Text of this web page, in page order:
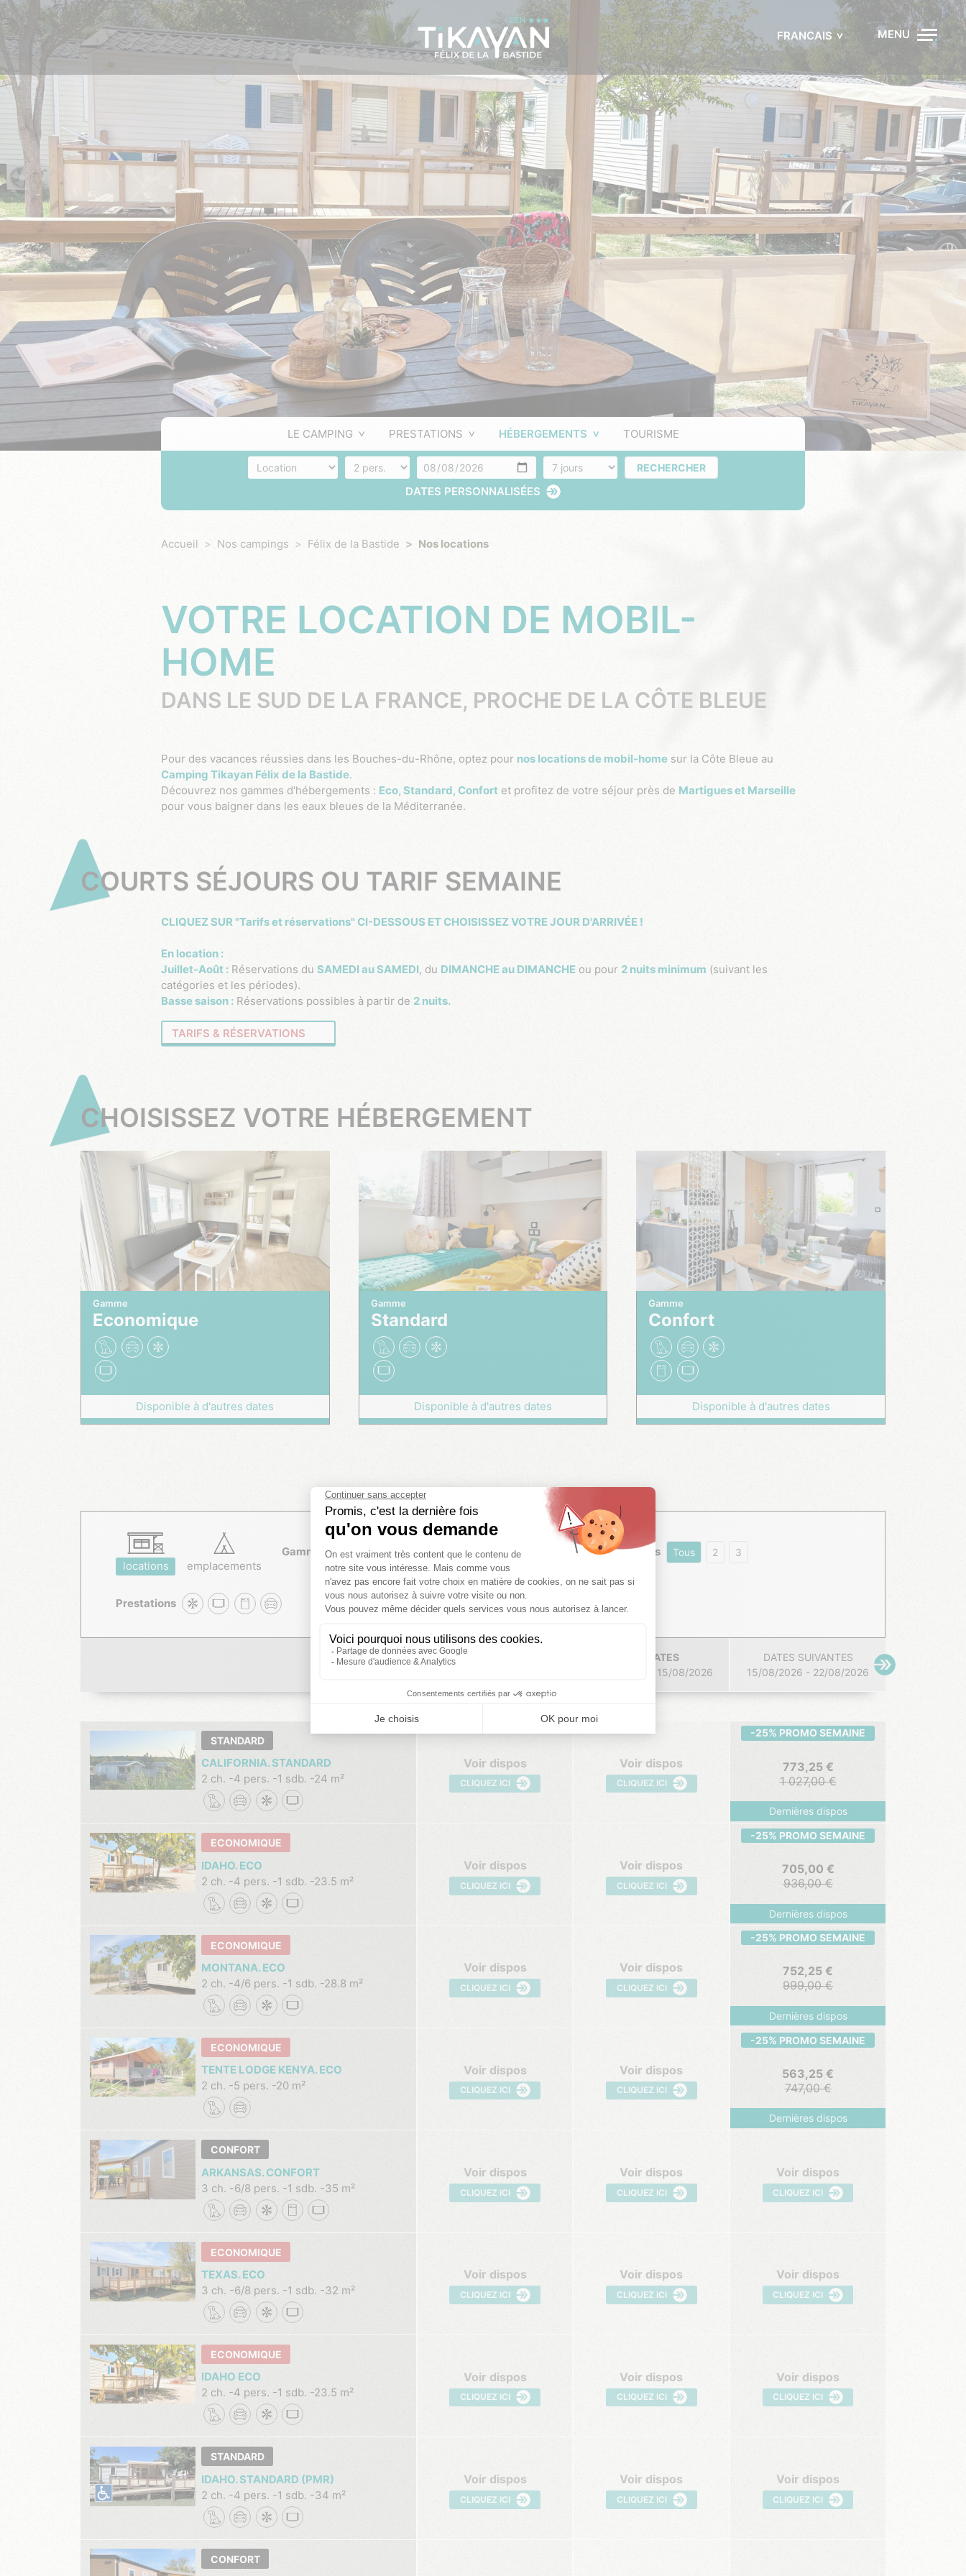
FRANCAIS MENU
LE CAMPING PRESTATIONS HÉBERGEMENTS TOURISME
Hébergement Nombre de personnes Arrivée Nombres de jours RECHERCHER
DATES PERSONNALISÉES
Accueil Nos campings Félix de la Bastide Nos locations
VOTRE LOCATION DE MOBIL-
HOME
DANS LE SUD DE LA FRANCE, PROCHE DE LA CÔTE BLEUE
Pour des vacances réussies dans les Bouches-du-Rhône, optez pour nos locations de mobil-home sur la Côte Bleue au
Camping Tikayan Félix de la Bastide.
Découvrez nos gammes d'hébergements : Eco, Standard, Confort et profitez de votre séjour près de Martigues et Marseille
pour vous baigner dans les eaux bleues de la Méditerranée.
COURTS SÉJOURS OU TARIF SEMAINE
CLIQUEZ SUR "Tarifs et réservations" CI-DESSOUS ET CHOISISSEZ VOTRE JOUR D'ARRIVÉE !
En location :
Juillet-Août : Réservations du SAMEDI au SAMEDI, du DIMANCHE au DIMANCHE ou pour 2 nuits minimum (suivant les
catégories et les périodes).
Basse saison : Réservations possibles à partir de 2 nuits.
TARIFS & RÉSERVATIONS
CHOISISSEZ VOTRE HÉBERGEMENT
Gamme
Economique
Disponible à d'autres dates
Gamme
Standard
Disponible à d'autres dates
Gamme
Confort
Disponible à d'autres dates
DATES PRÉCÉDENTES
VOS DATES
08/08/2026 - 15/08/2026
DATES SUIVANTES
15/08/2026 - 22/08/2026
ECONOMIQUE
TENTE LODGE KENYA. ECO
2 ch.
5 pers. 20 m²
Voir dispos
CLIQUEZ ICI
Voir dispos
CLIQUEZ ICI
-25% PROMO SEMAINE
563,25
747,00
Dernières dispos
CONFORT
ARKANSAS. CONFORT
3 ch.
6/8 pers. 1 sdb. 35 m²
Voir dispos
CLIQUEZ ICI
Voir dispos
CLIQUEZ ICI
Voir dispos
CLIQUEZ ICI
STANDARD
CALIFORNIA. STANDARD
2 ch.
4 pers. 1 sdb. 24 m²
Voir dispos
CLIQUEZ ICI
Voir dispos
CLIQUEZ ICI
-25% PROMO SEMAINE
773,25
1 027,00
Dernières dispos
ECONOMIQUE
TEXAS. ECO
3 ch.
6/8 pers. 1 sdb. 32 m²
Voir dispos
CLIQUEZ ICI
Voir dispos
CLIQUEZ ICI
Voir dispos
CLIQUEZ ICI
ECONOMIQUE
MONTANA. ECO
2 ch.
4/6 pers. 1 sdb. 28.8 m²
Voir dispos
CLIQUEZ ICI
Voir dispos
CLIQUEZ ICI
-25% PROMO SEMAINE
752,25
999,00
Dernières dispos
ECONOMIQUE
IDAHO ECO
2 ch.
4 pers. 1 sdb. 23.5 m²
Voir dispos
CLIQUEZ ICI
Voir dispos
CLIQUEZ ICI
Voir dispos
CLIQUEZ ICI
STANDARD
IDAHO. STANDARD (PMR)
2 ch.
4 pers. 1 sdb. 34 m²
Voir dispos
CLIQUEZ ICI
Voir dispos
CLIQUEZ ICI
Voir dispos
CLIQUEZ ICI
ECONOMIQUE
IDAHO. ECO
2 ch.
4 pers. 1 sdb. 23.5 m²
Voir dispos
CLIQUEZ ICI
Voir dispos
CLIQUEZ ICI
-25% PROMO SEMAINE
705,00
936,00
Dernières dispos
CONFORT
locations emplacements
Gammes Tous Standard Économique Confort Nb. de chambres Tous 2 3
Prestations